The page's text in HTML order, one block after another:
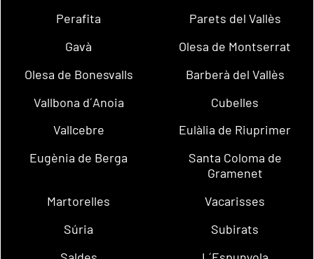
Perafita
Parets del Vallès
Gavà
Olesa de Montserrat
Olesa de Bonesvalls
Barberà del Vallès
Vallbona d´Anoia
Cubelles
Vallcebre
Eulàlia de Riuprimer
Eugènia de Berga
Santa Coloma de
Gramenet
Martorelles
Vacarisses
Súria
Subirats